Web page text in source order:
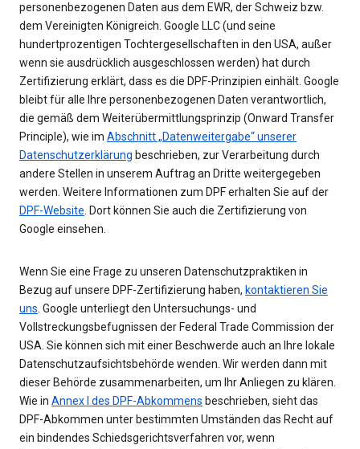
personenbezogenen Daten aus dem EWR, der Schweiz bzw.
dem Vereinigten Königreich. Google LLC (und seine
hundertprozentigen Tochtergesellschaften in den USA, außer
wenn sie ausdrücklich ausgeschlossen werden) hat durch
Zertifizierung erklärt, dass es die DPF-Prinzipien einhält. Google
bleibt für alle Ihre personenbezogenen Daten verantwortlich,
die gemäß dem Weiterübermittlungsprinzip (Onward Transfer
Principle), wie im Abschnitt „Datenweitergabe“ unserer
Datenschutzerklärung beschrieben, zur Verarbeitung durch
andere Stellen in unserem Auftrag an Dritte weitergegeben
werden. Weitere Informationen zum DPF erhalten Sie auf der
DPF-Website. Dort können Sie auch die Zertifizierung von
Google einsehen.
Wenn Sie eine Frage zu unseren Datenschutzpraktiken in
Bezug auf unsere DPF-Zertifizierung haben, kontaktieren Sie
uns. Google unterliegt den Untersuchungs- und
Vollstreckungsbefugnissen der Federal Trade Commission der
USA. Sie können sich mit einer Beschwerde auch an Ihre lokale
Datenschutzaufsichtsbehörde wenden. Wir werden dann mit
dieser Behörde zusammenarbeiten, um Ihr Anliegen zu klären.
Wie in Annex I des DPF-Abkommens beschrieben, sieht das
DPF-Abkommen unter bestimmten Umständen das Recht auf
ein bindendes Schiedsgerichtsverfahren vor, wenn